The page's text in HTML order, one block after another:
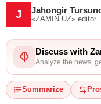
J Jahongir
«ZAMIN.UZ» editor
Discuss with
Analyze the news,
Summarize